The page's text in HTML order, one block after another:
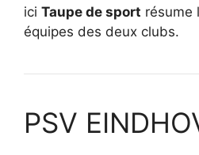
ici Taupe de sport résume
équipes des deux clubs.
PSV